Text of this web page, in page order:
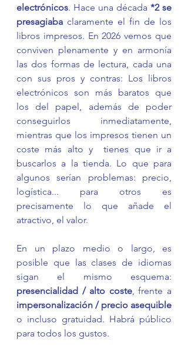
electrónicos. Hace una década *2 se
presagiaba claramente el fin de los
libros impresos. En 2026 vemos que
conviven plenamente y en armonía
las dos formas de lectura, cada una
con sus pros y contras: Los libros
electrónicos son más baratos que
los del papel, además de poder
conseguirlos inmediatamente,
mientras que los impresos tienen un
coste más alto y  tienes que ir a
buscarlos a la tienda. Lo que para
algunos serían problemas: precio,
logística... para otros es
precisamente lo que añade el
atractivo, el valor.
En un plazo medio o largo, es
posible que las clases de idiomas
presencialidad / alto coste
impersonalización / precio asequible
o incluso gratuidad. Habrá público
para todos los gustos.